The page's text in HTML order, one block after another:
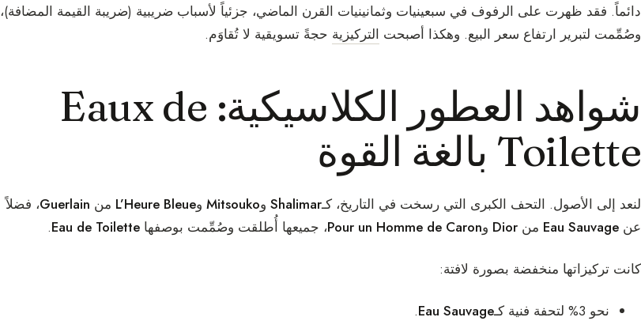
دائماً. فقد ظهرت على الرفوف في سبعينيات وثمانينيات القرن الماضي، جزئياً لأسباب ضريبية (ضريبة القيمة المضافة)،
وصُمِّمت لتبرير ارتفاع سعر البيع. وهكذا أصبحت التركيزية حجةً تسويقية لا تُقاوَم.
شواهد العطور الكلاسيكية: Eaux de
Toilette بالغة القوة
لنعد إلى الأصول. التحف الكبرى التي رسخت في التاريخ، كـShalimar وMitsouko وL’Heure Bleue من Guerlain، فضلاً
عن Eau Sauvage من Dior وPour un Homme de Caron، جميعها أُطلقت وصُمِّمت بوصفها Eau de Toilette
.
كانت تركيزاتها منخفضة بصورة لافتة:
نحو 3% لتحفة فنية كـ Eau Sauvage
.
وخصم 10% على طلبك الأول.
احصل على كود خصم 10% الخاص بي